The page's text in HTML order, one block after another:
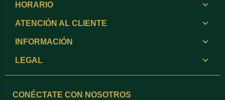
HORARIO
ATENCIÓN AL CLIENTE
INFORMACIÓN
LEGAL
CONÉCTATE CON NOSOTROS